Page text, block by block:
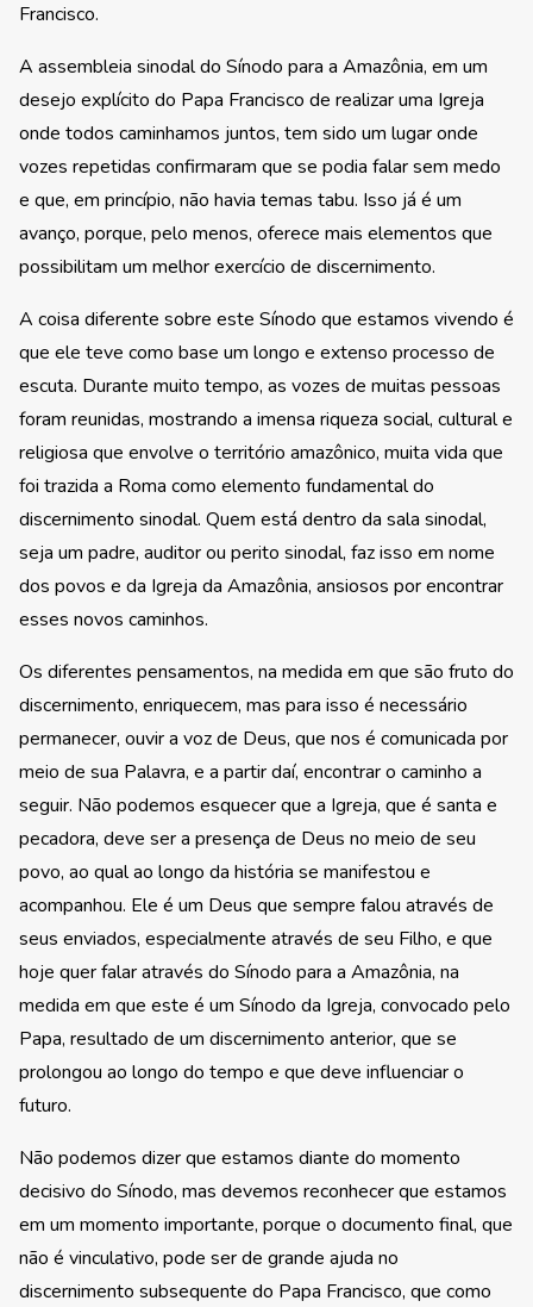
Francisco.
A assembleia sinodal do Sínodo para a Amazônia, em um
desejo explícito do Papa Francisco de realizar uma Igreja
onde todos caminhamos juntos, tem sido um lugar onde
vozes repetidas confirmaram que se podia falar sem medo
e que, em princípio, não havia temas tabu. Isso já é um
avanço, porque, pelo menos, oferece mais elementos que
possibilitam um melhor exercício de discernimento.
A coisa diferente sobre este Sínodo que estamos vivendo é
que ele teve como base um longo e extenso processo de
escuta. Durante muito tempo, as vozes de muitas pessoas
foram reunidas, mostrando a imensa riqueza social, cultural e
religiosa que envolve o território amazônico, muita vida que
foi trazida a Roma como elemento fundamental do
discernimento sinodal. Quem está dentro da sala sinodal,
seja um padre, auditor ou perito sinodal, faz isso em nome
dos povos e da Igreja da Amazônia, ansiosos por encontrar
esses novos caminhos.
Os diferentes pensamentos, na medida em que são fruto do
discernimento, enriquecem, mas para isso é necessário
permanecer, ouvir a voz de Deus, que nos é comunicada por
meio de sua Palavra, e a partir daí, encontrar o caminho a
seguir. Não podemos esquecer que a Igreja, que é santa e
pecadora, deve ser a presença de Deus no meio de seu
povo, ao qual ao longo da história se manifestou e
acompanhou. Ele é um Deus que sempre falou através de
seus enviados, especialmente através de seu Filho, e que
hoje quer falar através do Sínodo para a Amazônia, na
medida em que este é um Sínodo da Igreja, convocado pelo
Papa, resultado de um discernimento anterior, que se
prolongou ao longo do tempo e que deve influenciar o
futuro.
Não podemos dizer que estamos diante do momento
decisivo do Sínodo, mas devemos reconhecer que estamos
em um momento importante, porque o documento final, que
não é vinculativo, pode ser de grande ajuda no
discernimento subsequente do Papa Francisco, que como